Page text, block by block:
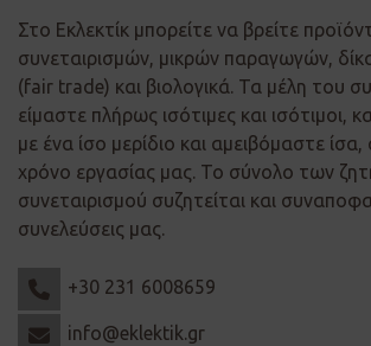
Στο Εκλεκτίκ μπορείτε να βρείτε
συνεταιρισμών, μικρών παραγωγών,
(fair trade) και βιολογικά. Τα μέλη του
είμαστε πλήρως ισότιμες και ισότιμοι,
με ένα ίσο μερίδιο και αμειβόμαστε
χρόνο εργασίας μας. Το σύνολο των
συνεταιρισμού συζητείται και
συνελεύσεις μας.
+30 231 6008659
info@eklektik.gr